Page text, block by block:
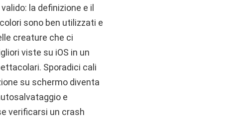
la definizione e il
sono ben utilizzati e
creature che ci
viste su iOS in un
Sporadici cali
su schermo diventa
e
verificarsi un crash